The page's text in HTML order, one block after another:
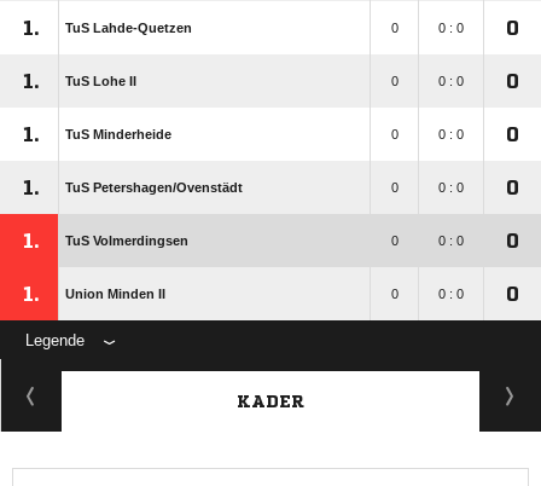
1. TuS Lahde-Quetzen 0 0 : 0 0
1. TuS Lohe II 0 0 : 0 0
1. TuS Minderheide 0 0 : 0 0
1. TuS Petershagen/​Ovenstädt 0 0 : 0 0
1. TuS Volmerdingsen 0 0 : 0 0
1. Union Minden II 0 0 : 0 0
Legende
KADER